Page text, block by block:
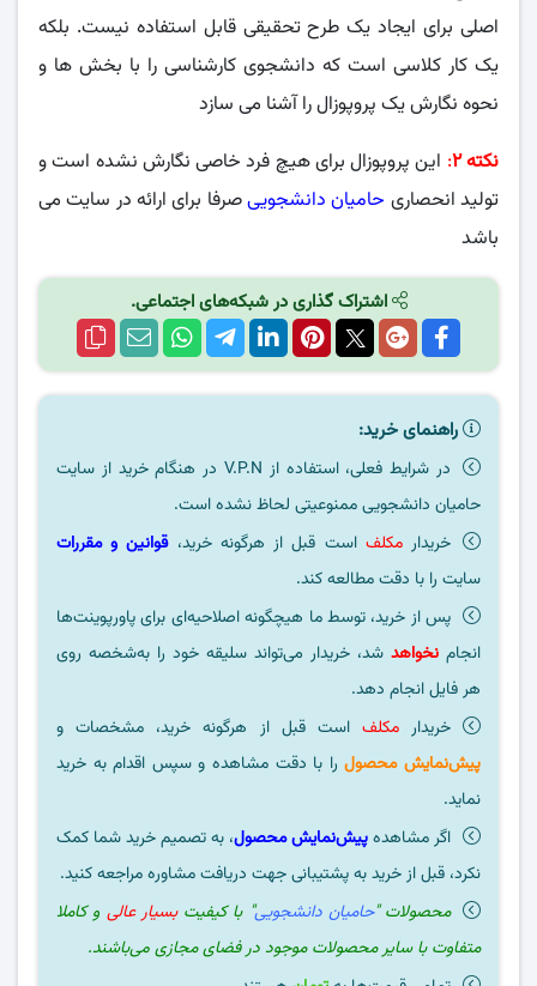
اصلی برای ایجاد یک طرح تحقیقی قابل استفاده نیست. بلکه
یک کار کلاسی است که دانشجوی کارشناسی را با بخش ها و
نحوه نگارش یک پروپوزال را آشنا می سازد
نکته ۲ : این پروپوزال برای هیچ فرد خاصی نگارش نشده است و
تولید انحصاری حامیان دانشجوییصرفا برای ارائه در سایت می
باشد
اشتراک گذاری در شبکه‌های اجتماعی.
راهنمای خرید:
در شرایط فعلی، استفاده از V.P.N در هنگام خرید از سایت
حامیان دانشجویی ممنوعیتی لحاظ نشده است.
خریدارمکلف است قبل از هرگونه خرید،قوانین و مقررات
سایت را با دقت مطالعه کند.
پس از خرید، توسط ما هیچگونه اصلاحیه‌ای برای پاورپوینت‌ها
انجام نخواهد شد، خریدار می‌تواند سلیقه خود را به‌شخصه روی
هر فایل انجام دهد.
خریدارمکلف است قبل از هرگونه خرید، مشخصات و
پیش‌نمایش محصولرا با دقت مشاهده و سپس اقدام به خرید
نماید.
اگر مشاهدهپیش‌نمایش محصول، به تصمیم خرید شما کمک
نکرد، قبل از خرید به پشتیبانی جهت دریافت مشاوره مراجعه کنید.
محصولات "حامیان دانشجویی" با کیفیت بسیار عالی و کاملا
متفاوت با سایر محصولات موجود در فضای مجازی می‌باشند.